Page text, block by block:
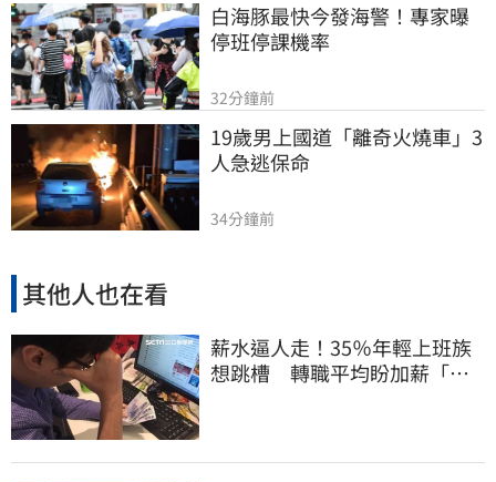
白海豚最快今發海警！專家曝
停班停課機率
32分鐘前
19歲男上國道「離奇火燒車」3
人急逃保命
34分鐘前
其他人也在看
薪水逼人走！35％年輕上班族
想跳槽 轉職平均盼加薪「破